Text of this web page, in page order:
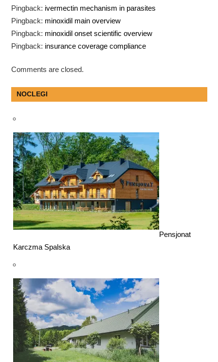
Pingback: ivermectin mechanism in parasites
Pingback: minoxidil main overview
Pingback: minoxidil onset scientific overview
Pingback: insurance coverage compliance
Comments are closed.
NOCLEGI
Pensjonat
Karczma Spalska